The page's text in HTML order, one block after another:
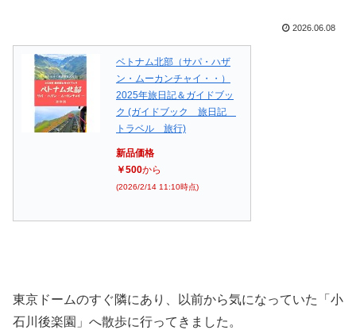
2026.06.08
ベトナム北部（サパ・ハザ
ン・ムーカンチャイ・・）
2025年旅日記＆ガイドブッ
ク (ガイドブック 旅日記
トラベル 旅行)
新品価格
￥500から
(2026/2/14 11:10時点)
東京ドームのすぐ隣にあり、以前から気になっていた「小
石川後楽園」へ散歩に行ってきました。